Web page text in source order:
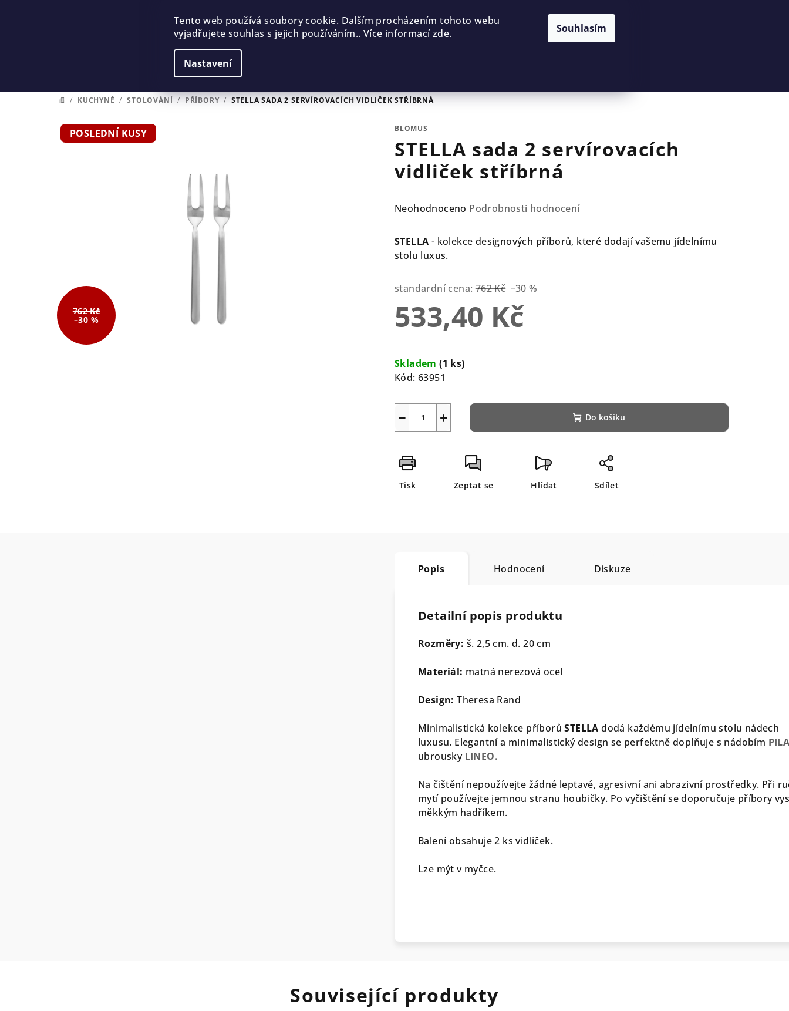
Tento web používá soubory cookie. Dalším procházením tohoto webu
vyjadřujete souhlas s jejich používáním.. Více informacízde.
Nastavení
Souhlasím
DOMŮ
/ KUCHYNĚ / STOLOVÁNÍ / PŘÍBORY / STELLA SADA 2 SERVÍROVACÍCH VIDLIČEK STŘÍBRNÁ
BLOMUS
STELLA sada 2 servírovacích
vidliček stříbrná
Průměrné
produktu
je
5
hvězdiček.
Neohodnoceno Podrobnosti hodnocení
STELLA - kolekce designových příborů, které dodají vašemu jídelnímu
stolu luxus.
standardní cena: 762 Kč –30 %
533,40 Kč
cena:
Skladem(1 ks)
Kód: 63951
+
− Do košíku
Tisk Zeptat se Hlídat Sdílet
POSLEDNÍ KUSY
762 Kč
–30 %
Popis Hodnocení Diskuze
Detailní popis produktu
Rozměry: š. 2,5 cm. d. 20 cm
Materiál: matná nerezová ocel
Design: Theresa Rand
Minimalistická kolekce příborůSTELLA dodá každému jídelnímu stolu nádech
luxusu. Elegantní a minimalistický design se perfektně doplňuje s nádobím
ubrousky LINEO.
Na čištění nepoužívejte žádné leptavé, agresivní ani abrazivní prostředky. Při
mytí používejte jemnou stranu houbičky. Po vyčištění se doporučuje příbory
měkkým hadříkem.
Balení obsahuje 2 ks vidliček.
Lze mýt v myčce.
Související produkty